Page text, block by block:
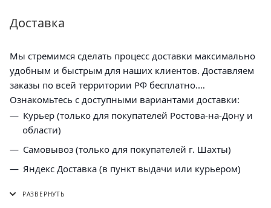
Доставка
Мы стремимся сделать процесс доставки максимально
удобным и быстрым для наших клиентов. Доставляем
заказы по всей территории РФ бесплатно.
Ознакомьтесь с доступными вариантами доставки:
Курьер (только для покупателей Ростова-на-Дону и
области)
Самовывоз (только для покупателей г. Шахты)
Яндекс Доставка (в пункт выдачи или курьером)